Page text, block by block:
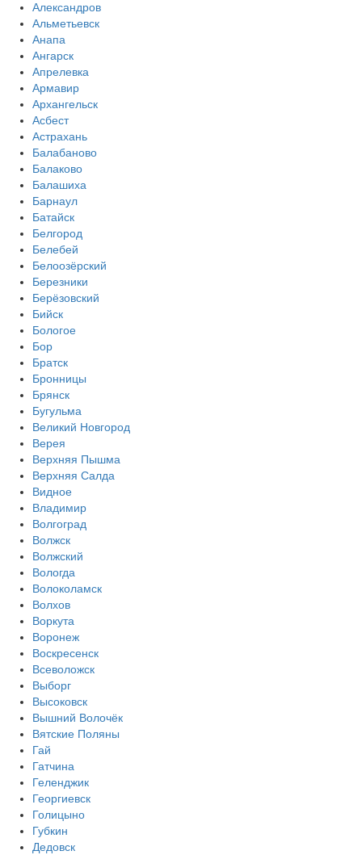
Александров
Альметьевск
Анапа
Ангарск
Апрелевка
Армавир
Архангельск
Асбест
Астрахань
Балабаново
Балаково
Балашиха
Барнаул
Батайск
Белгород
Белебей
Белоозёрский
Березники
Берёзовский
Бийск
Бологое
Бор
Братск
Бронницы
Брянск
Бугульма
Великий Новгород
Верея
Верхняя Пышма
Верхняя Салда
Видное
Владимир
Волгоград
Волжск
Волжский
Вологда
Волоколамск
Волхов
Воркута
Воронеж
Воскресенск
Всеволожск
Выборг
Высоковск
Вышний Волочёк
Вятские Поляны
Гай
Гатчина
Геленджик
Георгиевск
Голицыно
Губкин
Дедовск